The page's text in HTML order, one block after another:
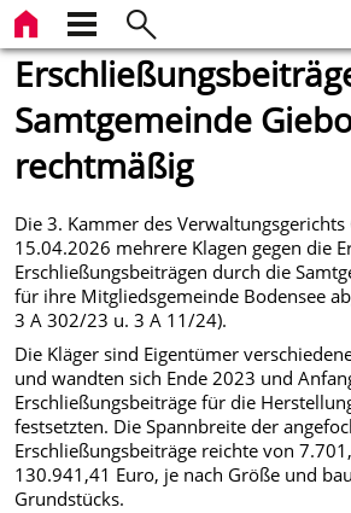
Samtgemeinde
rechtmäßig
Die 3. Kammer des
15.04.2026 mehrere Klagen gegen die
Erschließungsbeiträgen durch die
für ihre Mitgliedsgemeinde Bodensee
3 A 302/23 u. 3 A 11/24).
Die Kläger sind Eigentümer
und wandten sich Ende 2023 und
Erschließungsbeiträge für die
festsetzten. Die Spannbreite der
Erschließungsbeiträge reichte von
130.941,41 Euro, je nach Größe und
Grundstücks.